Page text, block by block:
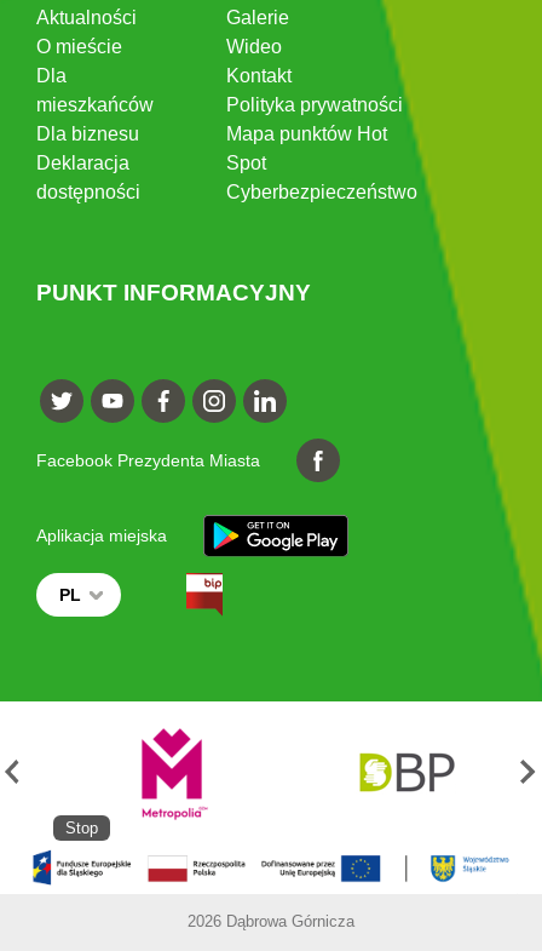
Aktualności
O mieście
Dla
mieszkańców
Dla biznesu
Deklaracja
dostępności
Galerie
Wideo
Kontakt
Polityka prywatności
Mapa punktów Hot
Spot
Cyberbezpieczeństwo
PUNKT INFORMACYJNY
Facebook Prezydenta Miasta
Aplikacja miejska
PL
Stop
2026 Dąbrowa Górnicza